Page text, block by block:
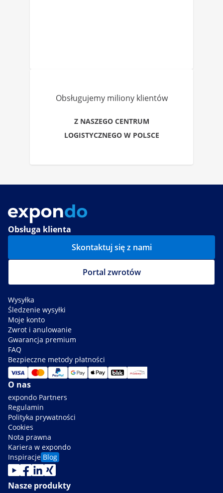
Obsługujemy miliony klientów
Z NASZEGO CENTRUM
LOGISTYCZNEGO W POLSCE
Obsługa klienta
Skontaktuj się z nami
Portal zwrotów
Wysyłka
Śledzenie wysyłki
Moje konto
Zwrot i anulowanie
Gwarancja premium
FAQ
Bezpieczne metody płatności
O nas
expondo Partners
Regulamin
Polityka prywatności
Cookies
Nota prawna
Kariera w expondo
Inspiracje Blog
Nasze produkty